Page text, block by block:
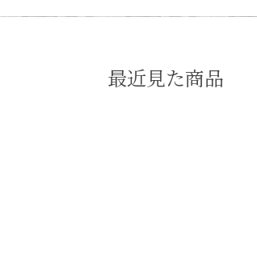
最近見た商品